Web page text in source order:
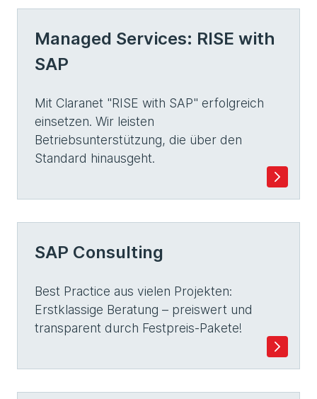
Managed Services: RISE with
SAP
Mit Claranet "RISE with SAP" erfolgreich
einsetzen. Wir leisten
Betriebsunterstützung, die über den
Standard hinausgeht.
SAP Consulting
Best Practice aus vielen Projekten:
Erstklassige Beratung – preiswert und
transparent durch Festpreis-Pakete!